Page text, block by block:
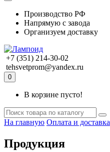
Производство РФ
Напрямую с завода
Организуем доставку
+7 (351) 214-30-02
tehsvetprom@yandex.ru
0
В корзине пусто!
На главную Оплата и доставка
Продукция